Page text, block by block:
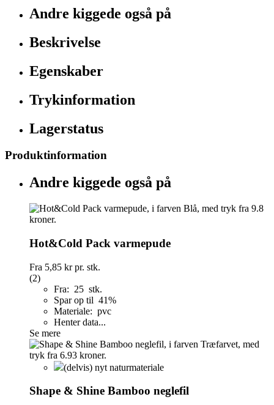
Andre kiggede også på
Beskrivelse
Egenskaber
Trykinformation
Lagerstatus
Produktinformation
Andre kiggede også på
Hot&Cold Pack varmepude
Fra 5,85 krpr. stk.
(2)
Fra: 25 stk.
Spar op til 41%
Materiale: pvc
Henter data...
Se mere
(delvis) nyt naturmateriale
Shape & Shine Bamboo neglefil